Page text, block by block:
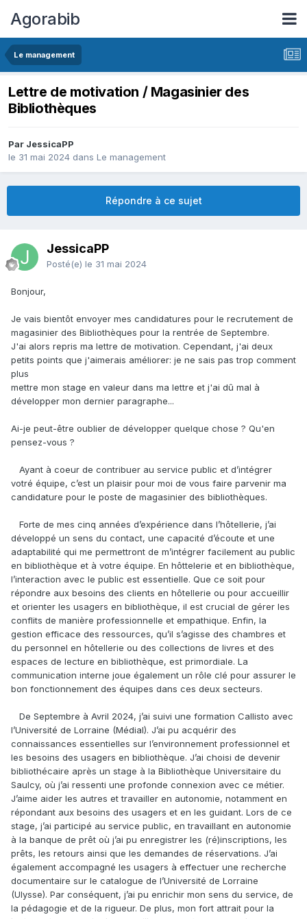
Agorabib
Le management
Lettre de motivation / Magasinier des
Bibliothèques
Par JessicaPP
le 31 mai 2024 dans Le management
Répondre à ce sujet
JessicaPP
Posté(e) le 31 mai 2024
Bonjour,
Je vais bientôt envoyer mes candidatures pour le recrutement de
magasinier des Bibliothèques pour la rentrée de Septembre.
J'ai alors repris ma lettre de motivation. Cependant, j'ai deux
petits points que j'aimerais améliorer: je ne sais pas trop comment
plus
mettre mon stage en valeur dans ma lettre et j'ai dû mal à
développer mon dernier paragraphe...
Ai-je peut-être oublier de développer quelque chose ? Qu'en
pensez-vous ?
Ayant à coeur de contribuer au service public et d’intégrer
votré équipe, c’est un plaisir pour moi de vous faire parvenir ma
candidature pour le poste de magasinier des bibliothèques.
Forte de mes cinq années d’expérience dans l’hôtellerie, j’ai
développé un sens du contact, une capacité d’écoute et une
adaptabilité qui me permettront de m’intégrer facilement au public
en bibliothèque et à votre équipe. En hôttelerie et en bibliothèque,
l’interaction avec le public est essentielle. Que ce soit pour
répondre aux besoins des clients en hôtellerie ou pour accueillir
et orienter les usagers en bibliothèque, il est crucial de gérer les
conflits de manière professionnelle et empathique. Enfin, la
gestion efficace des ressources, qu’il s’agisse des chambres et
du personnel en hôtellerie ou des collections de livres et des
espaces de lecture en bibliothèque, est primordiale. La
communication interne joue également un rôle clé pour assurer le
bon fonctionnement des équipes dans ces deux secteurs.
De Septembre à Avril 2024, j’ai suivi une formation Callisto avec
l’Université de Lorraine (Médial). J’ai pu acquérir des
connaissances essentielles sur l’environnement professionnel et
les besoins des usagers en bibliothèque. J’ai choisi de devenir
bibliothécaire après un stage à la Bibliothèque Universitaire du
Saulcy, où j’ai ressenti une profonde connexion avec ce métier.
J’aime aider les autres et travailler en autonomie, notamment en
répondant aux besoins des usagers et en les guidant. Lors de ce
stage, j’ai participé au service public, en travaillant en autonomie
à la banque de prêt où j’ai pu enregistrer les (ré)inscriptions, les
prêts, les retours ainsi que les demandes de réservations. J’ai
également accompagné les usagers à effectuer une recherche
documentaire sur le catalogue de l’Université de Lorraine
(Ulysse). Par conséquent, j’ai pu enrichir mon sens du service, de
la pédagogie et de la rigueur. De plus, mon fort attrait pour la